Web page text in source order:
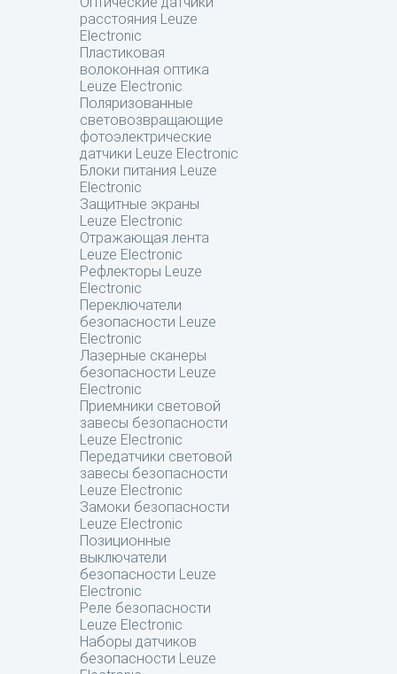
расстояния Leuze
Electronic
Пластиковая
волоконная оптика
Leuze Electronic
Поляризованные
световозвращающие
фотоэлектрические
датчики Leuze Electronic
Блоки питания Leuze
Electronic
Защитные экраны
Leuze Electronic
Отражающая лента
Leuze Electronic
Рефлекторы Leuze
Electronic
Переключатели
безопасности Leuze
Electronic
Лазерные сканеры
безопасности Leuze
Electronic
Приемники световой
завесы безопасности
Leuze Electronic
Передатчики световой
завесы безопасности
Leuze Electronic
Замоки безопасности
Leuze Electronic
Позиционные
выключатели
безопасности Leuze
Electronic
Реле безопасности
Leuze Electronic
Наборы датчиков
безопасности Leuze